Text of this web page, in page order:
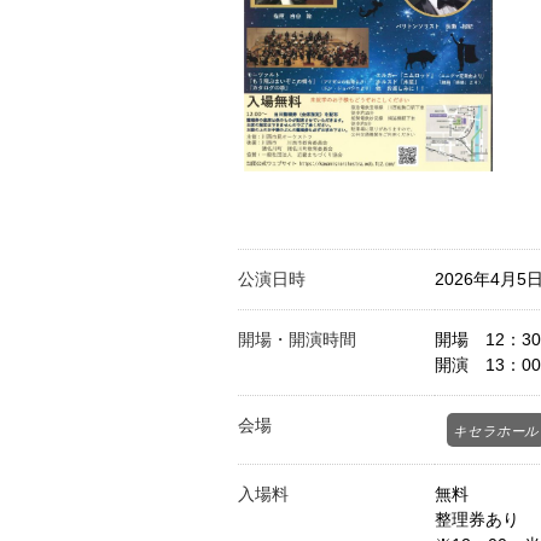
公演日時 2026年4月5
開場・開演時間
開場 12：30
開演 13：00
会場 キセラホール
入場料
無料
整理券あり